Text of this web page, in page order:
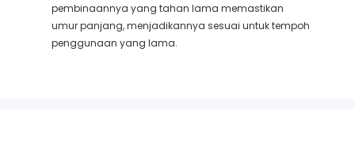
pembinaannya yang tahan lama memastikan
umur panjang, menjadikannya sesuai untuk tempoh
penggunaan yang lama.